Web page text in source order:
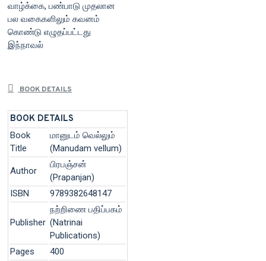
வாழ்க்கை, பண்பாடு முதலான
பல வகைகளிலும் கவனம்
கொண்டு எழுதப்பட்டது
இந்நாவல்
BOOK DETAILS
BOOK DETAILS
Book
Title
மானுடம் வெல்லும்
(Manudam vellum)
Author
பிரபஞ்சன்
(Prapanjan)
ISBN
9789382648147
Publisher
நற்றிணை பதிப்பகம்
(Natrinai
Publications)
Pages
400